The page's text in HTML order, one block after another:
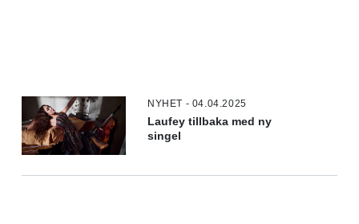
NYHET - 04.04.2025
Laufey tillbaka med ny
singel